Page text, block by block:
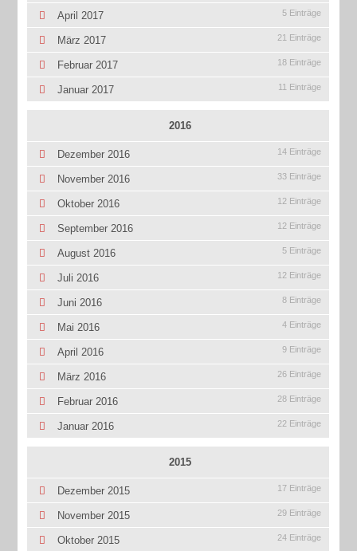
April 2017 5 Einträge
März 2017 21 Einträge
Februar 2017 18 Einträge
Januar 2017 11 Einträge
2016
Dezember 2016 14 Einträge
November 2016 33 Einträge
Oktober 2016 12 Einträge
September 2016 12 Einträge
August 2016 5 Einträge
Juli 2016 12 Einträge
Juni 2016 8 Einträge
Mai 2016 4 Einträge
April 2016 9 Einträge
März 2016 26 Einträge
Februar 2016 28 Einträge
Januar 2016 22 Einträge
2015
Dezember 2015 17 Einträge
November 2015 29 Einträge
Oktober 2015 24 Einträge